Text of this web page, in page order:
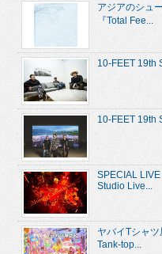
アジアのシュ
『Total Fee...
10-FEET 19th
10-FEET 19th
SPECIAL
Studio Live...
ヤバイTシャ
Tank-top...